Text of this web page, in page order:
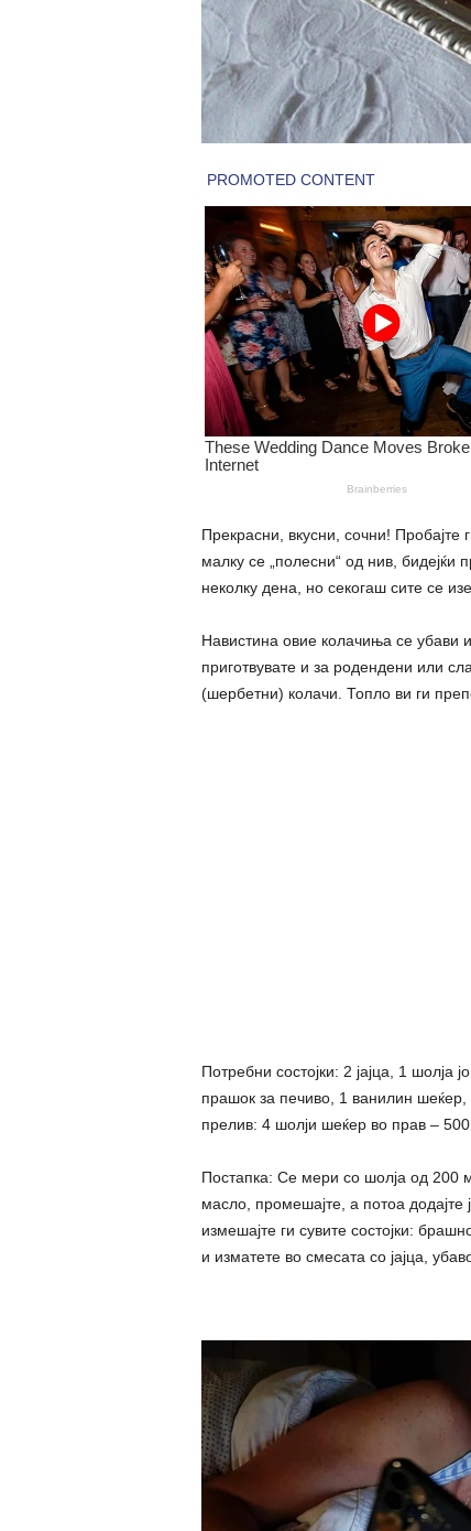
Прекрасни, вкусни, сочни! Пробајте
малку се „полесни“ од нив, бидејќи
неколку дена, но секогаш сите се
Навистина овие колачиња се убави
приготвувате и за родендени или
(шербетни) колачи. Топло ви ги
Потребни состојки: 2 јајца, 1 шолја
прашок за печиво, 1 ванилин
прелив: 4 шолји шеќер во прав –
Постапка: Се мери со шолја од 200
масло, промешајте, а потоа додајте
измешајте ги сувите состојки:
и изматете во смесата со јајца,